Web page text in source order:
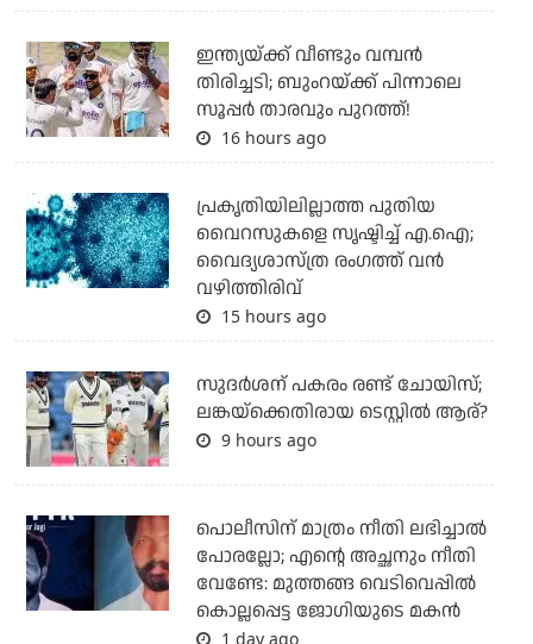
ഇന്ത്യയ്ക്ക് വീണ്ടും വമ്പന്‍
തിരിച്ചടി; ബുംറയ്ക്ക് പിന്നാലെ
സൂപ്പര്‍ താരവും പുറത്ത്!
16 hours ago
പ്രകൃതിയിലില്ലാത്ത പുതിയ
വൈറസുകളെ സൃഷ്ടിച്ച് എ.ഐ;
വൈദ്യശാസ്ത്ര രംഗത്ത് വന്‍
വഴിത്തിരിവ്
15 hours ago
സുദര്‍ശന് പകരം രണ്ട് ചോയിസ്;
ലങ്കയ്‌ക്കെതിരായ ടെസ്റ്റില്‍ ആര്?
9 hours ago
പൊലീസിന് മാത്രം നീതി ലഭിച്ചാല്‍
പോരല്ലോ; എന്റെ അച്ഛനും നീതി
വേണ്ടേ: മുത്തങ്ങ വെടിവെപ്പില്‍
കൊല്ലപ്പെട്ട ജോഗിയുടെ മകന്‍
1 day ago